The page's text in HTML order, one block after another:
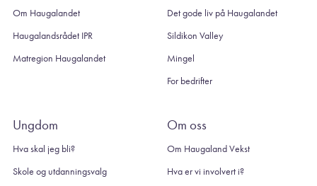
Om Haugalandet
Haugalandsrådet IPR
Matregion Haugalandet
Det gode liv på Haugalandet
Sildikon Valley
Mingel
For bedrifter
Ungdom
Hva skal jeg bli?
Skole og utdanningsvalg
Om oss
Om Haugaland Vekst
Hva er vi involvert i?